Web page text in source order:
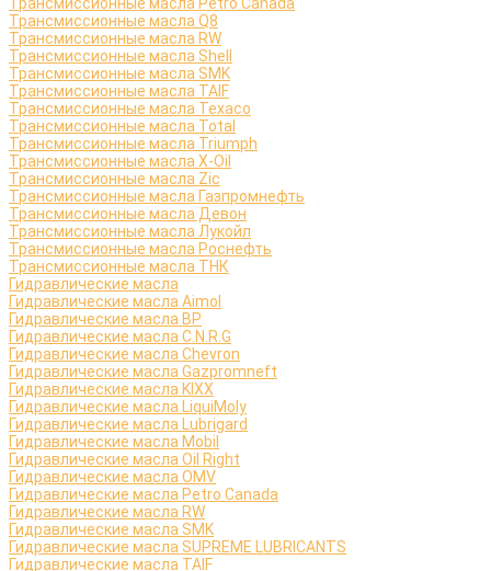
Трансмиссионные масла Q8
Трансмиссионные масла RW
Трансмиссионные масла Shell
Трансмиссионные масла SMK
Трансмиссионные масла TAIF
Трансмиссионные масла Texaco
Трансмиссионные масла Total
Трансмиссионные масла Triumph
Трансмиссионные масла X-Oil
Трансмиссионные масла Zic
Трансмиссионные масла Газпромнефть
Трансмиссионные масла Девон
Трансмиссионные масла Лукойл
Трансмиссионные масла Роснефть
Трансмиссионные масла ТНК
Гидравлические масла
Гидравлические масла Aimol
Гидравлические масла BP
Гидравлические масла C.N.R.G
Гидравлические масла Chevron
Гидравлические масла Gazpromneft
Гидравлические масла KIXX
Гидравлические масла LiquiMoly
Гидравлические масла Lubrigard
Гидравлические масла Mobil
Гидравлические масла Oil Right
Гидравлические масла OMV
Гидравлические масла Petro Canada
Гидравлические масла RW
Гидравлические масла SMK
Гидравлические масла SUPREME LUBRICANTS
Гидравлические масла TAIF